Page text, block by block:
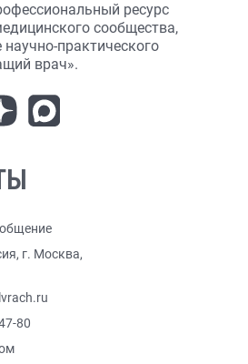
ресурс
сообщества,
практического
врач».
г. Москва,
80